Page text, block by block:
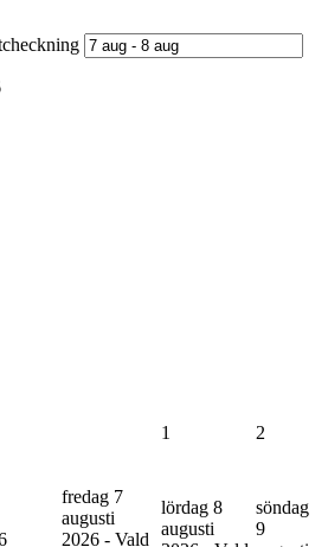
1 2
fredag 7
augusti
2026 - Vald
lördag 8
augusti
söndag
9